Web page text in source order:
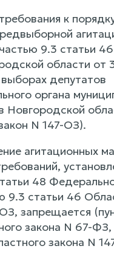
к
9.3 статьи
области от
депутатов
органа
Новгородской
N 147-ОЗ).
агитационных
48
9.3 статьи 46
запрещается
закона N 67-ФЗ,
закона N